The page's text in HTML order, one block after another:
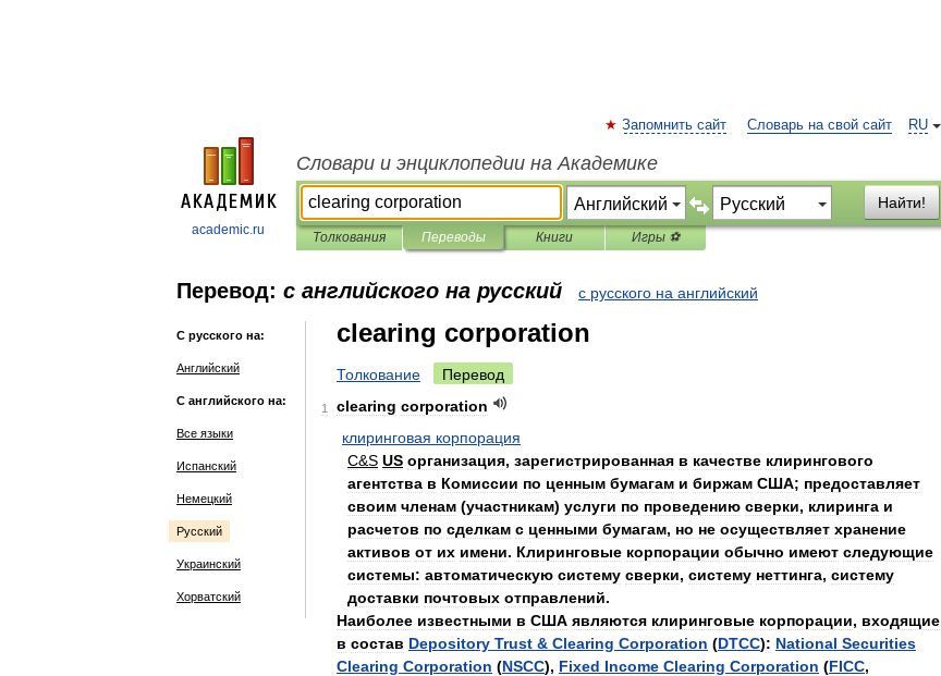
academic.ru
RU
Запомнить сайт Словарь на свой сайт
Словари и энциклопедии на Академике
Найти!
Толкования Переводы Книги Игры ⚽
Перевод: с английского на русский с русского на английский
С русского на:
Английский
С английского на:
Все языки
Испанский
Немецкий
Русский
Украинский
Хорватский
clearing corporation
Толкование Перевод
1 clearing corporation
клиринговая корпорация
C&S US организация, зарегистрированная в качестве клирингового
агентства в Комиссии по ценным бумагам и биржам США; предоставляет
своим членам (участникам) услуги по проведению сверки, клиринга и
расчетов по сделкам с ценными бумагам, но не осуществляет хранение
активов от их имени. Клиринговые корпорации обычно имеют следующие
системы: автоматическую систему сверки, систему неттинга, систему
доставки почтовых отправлений.
Наиболее известными в США являются клиринговые корпорации, входящие
в состав Depository Trust & Clearing Corporation (DTCC): National Securities
Clearing Corporation (NSCC), Fixed Income Clearing Corporation (FICC,